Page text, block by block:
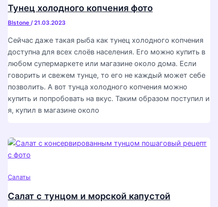
Тунец холодного копчения фото
Blstone /21.03.2023
Сейчас даже такая рыба как тунец холодного копчения
доступна для всех слоёв населения. Его можно купить в
любом супермаркете или магазине около дома. Если
говорить и свежем тунце, то его не каждый может себе
позволить. А вот тунца холодного копчения можно
купить и попробовать на вкус. Таким образом поступил и
я, купил в магазине около
Салаты
Салат с тунцом и морской капустой